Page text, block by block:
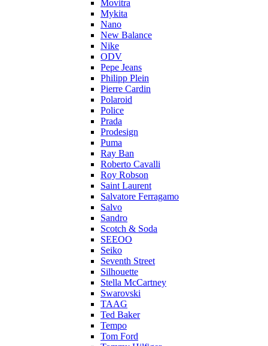
Movitra
Mykita
Nano
New Balance
Nike
ODV
Pepe Jeans
Philipp Plein
Pierre Cardin
Polaroid
Police
Prada
Prodesign
Puma
Ray Ban
Roberto Cavalli
Roy Robson
Saint Laurent
Salvatore Ferragamo
Salvo
Sandro
Scotch & Soda
SEEOO
Seiko
Seventh Street
Silhouette
Stella McCartney
Swarovski
TAAG
Ted Baker
Tempo
Tom Ford